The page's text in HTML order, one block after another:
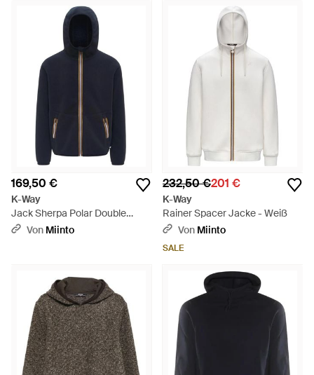
169,50 €
K-Way
Jack Sherpa Polar Double
Fleece - Blau
Von Miinto
232,50 €201 €
K-Way
Rainer Spacer Jacke - Weiß
Von Miinto
SALE